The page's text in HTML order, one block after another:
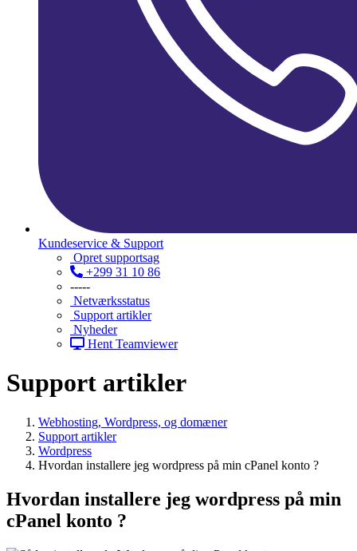
Kundeservice & Support
Opret supportsag
+299 31 10 86
-----
Netværksstatus
Support artikler
Nyheder
Hent Teamviewer
Support artikler
Webhosting, Wordpress, og domæner
Support artikler
Wordpress
Hvordan installere jeg wordpress på min cPanel konto ?
Hvordan installere jeg wordpress på min
cPanel konto ?